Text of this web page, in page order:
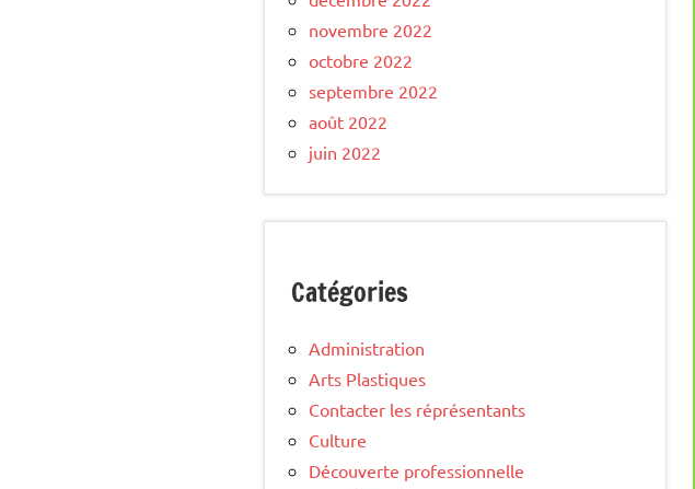
novembre 2022
octobre 2022
septembre 2022
août 2022
juin 2022
Catégories
Administration
Arts Plastiques
Contacter les réprésentants
Culture
Découverte professionnelle